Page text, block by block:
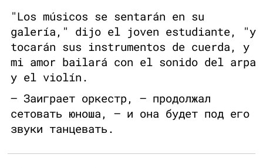
"Los músicos se sentarán en su
galería," dijo el joven estudiante, "y
tocarán sus instrumentos de cuerda, y
mi amor bailará con el sonido del arpa
y el violín.
— Заиграет оркестр, — продолжал
сетовать юноша, — и она будет под его
звуки танцевать.